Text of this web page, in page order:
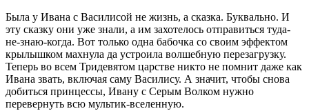
Была у Ивана с Василисой не жизнь, а сказка. Буквально. И
эту сказку они уже знали, а им захотелось отправиться туда-
не-знаю-когда. Вот только одна бабочка со своим эффектом
крылышком махнула да устроила волшебную перезагрузку.
Теперь во всем Тридевятом царстве никто не помнит даже как
Ивана звать, включая саму Василису. А значит, чтобы снова
добиться принцессы, Ивану с Серым Волком нужно
перевернуть всю мультик-вселенную.